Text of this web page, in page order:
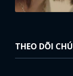
THEO DÕI